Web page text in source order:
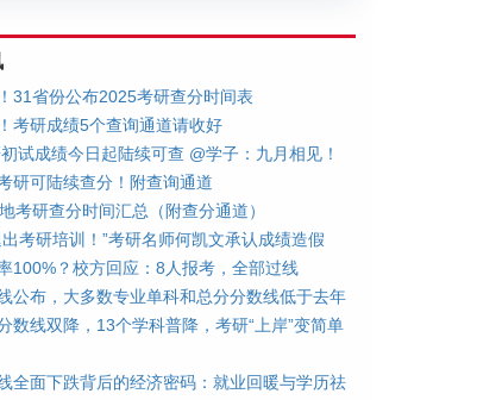
31省份公布2025考研查分时间表
考研成绩5个查询通道请收好
试成绩今日起陆续可查 @学子：九月相见！
研可陆续查分！附查询通道
考研查分时间汇总（附查分通道）
考研培训！”考研名师何凯文承认成绩造假
100%？校方回应：8人报考，全部过线
公布，大多数专业单科和总分分数线低于去年
数线双降，13个学科普降，考研“上岸”变简单
全面下跌背后的经济密码：就业回暖与学历祛